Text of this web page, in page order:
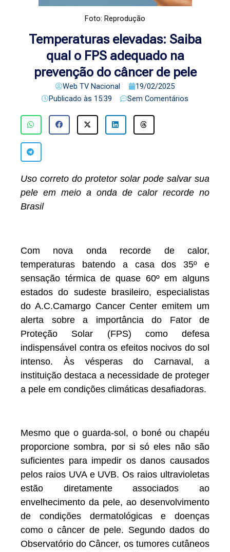
Foto: Reprodução
Temperaturas elevadas: Saiba
qual o FPS adequado na
prevenção do câncer de pele
Web TV Nacional
19/02/2025
Publicado às 15:39 Sem Comentários
Uso correto do protetor solar pode salvar sua
pele em meio a onda de calor recorde no
Brasil
Com nova onda recorde de calor,
temperaturas batendo a casa dos 35º e
sensação térmica de quase 60º em alguns
estados do sudeste brasileiro, especialistas
do A.C.Camargo Cancer Center emitem um
alerta sobre a importância do Fator de
Proteção Solar (FPS) como defesa
indispensável contra os efeitos nocivos do sol
intenso. Às vésperas do Carnaval, a
instituição destaca a necessidade de proteger
a pele em condições climáticas desafiadoras.
Mesmo que o guarda-sol, o boné ou chapéu
proporcione sombra, por si só eles não são
suficientes para impedir os danos causados
pelos raios UVA e UVB. Os raios ultravioletas
estão diretamente associados ao
envelhecimento da pele, ao desenvolvimento
de condições dermatológicas e doenças
como o câncer de pele. Segundo dados do
Observatório do Câncer, os tumores cutâneos